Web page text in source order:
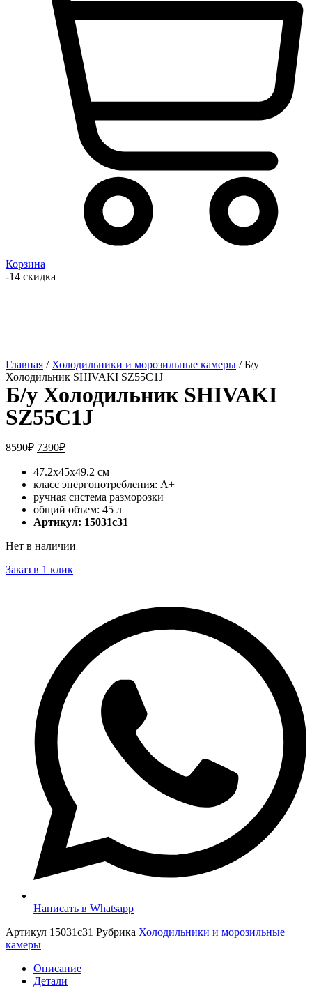
Корзина
-14 скидка
Главная / Холодильники и морозильные камеры / Б/у
Холодильник SHIVAKI SZ55C1J
Б/у Холодильник SHIVAKI
SZ55C1J
8590₽ 7390₽
47.2x45x49.2 см
класс энергопотребления: A+
ручная система разморозки
общий объем: 45 л
Артикул: 15031c31
Нет в наличии
Заказ в 1 клик
Написать в Whatsapp
Артикул 15031c31 Рубрика Холодильники и морозильные
камеры
Описание
Детали